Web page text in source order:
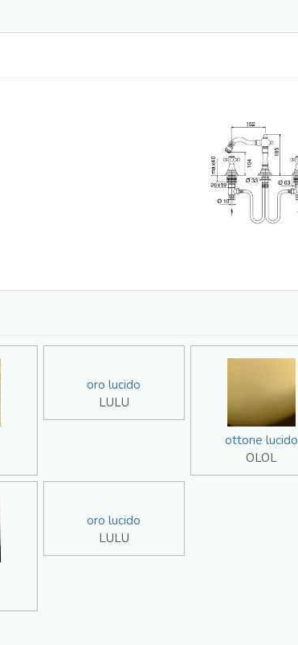
oro lucido
LULU
ottone lucido
OLOL
oro lucido
LULU